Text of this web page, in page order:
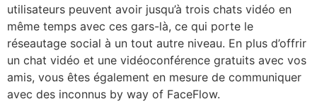
utilisateurs peuvent avoir jusqu’à trois chats vidéo en
même temps avec ces gars-là, ce qui porte le
réseautage social à un tout autre niveau. En plus d’offrir
un chat vidéo et une vidéoconférence gratuits avec vos
amis, vous êtes également en mesure de communiquer
avec des inconnus by way of FaceFlow.